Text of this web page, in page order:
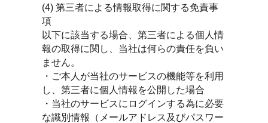
(4) 第三者による情報取得に関する免責事
項
以下に該当する場合、第三者による個人情
報の取得に関し、当社は何らの責任を負い
ません。
・ご本人が当社のサービスの機能等を利用
し、第三者に個人情報を公開した場合
・当社のサービスにログインする為に必要
な識別情報（メールアドレス及びパスワー